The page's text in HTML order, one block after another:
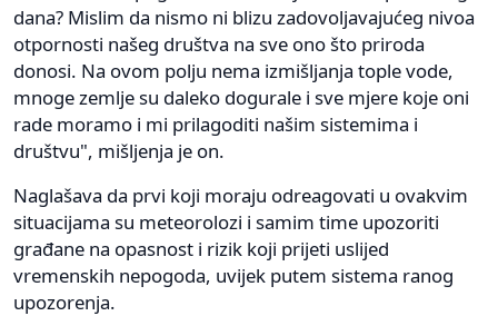
dana? Mislim da nismo ni blizu zadovoljavajućeg nivoa
otpornosti našeg društva na sve ono što priroda
donosi. Na ovom polju nema izmišljanja tople vode,
mnoge zemlje su daleko dogurale i sve mjere koje oni
rade moramo i mi prilagoditi našim sistemima i
društvu", mišljenja je on.
Naglašava da prvi koji moraju odreagovati u ovakvim
situacijama su meteorolozi i samim time upozoriti
građane na opasnost i rizik koji prijeti uslijed
vremenskih nepogoda, uvijek putem sistema ranog
upozorenja.